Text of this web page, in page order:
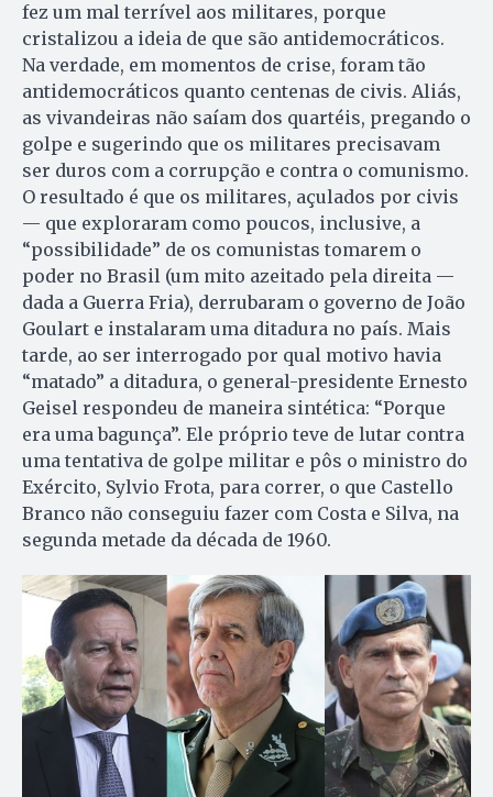
fez um mal terrível aos militares, porque
cristalizou a ideia de que são antidemocráticos.
Na verdade, em momentos de crise, foram tão
antidemocráticos quanto centenas de civis. Aliás,
as vivandeiras não saíam dos quartéis, pregando o
golpe e sugerindo que os militares precisavam
ser duros com a corrupção e contra o comunismo.
O resultado é que os militares, açulados por civis
— que exploraram como poucos, inclusive, a
“possibilidade” de os comunistas tomarem o
poder no Brasil (um mito azeitado pela direita —
dada a Guerra Fria), derrubaram o governo de João
Goulart e instalaram uma ditadura no país. Mais
tarde, ao ser interrogado por qual motivo havia
“matado” a ditadura, o general-presidente Ernesto
Geisel respondeu de maneira sintética: “Porque
era uma bagunça”. Ele próprio teve de lutar contra
uma tentativa de golpe militar e pôs o ministro do
Exército, Sylvio Frota, para correr, o que Castello
Branco não conseguiu fazer com Costa e Silva, na
segunda metade da década de 1960.